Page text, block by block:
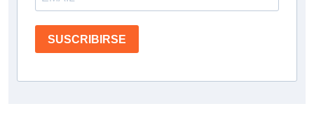
SUSCRIBIRSE